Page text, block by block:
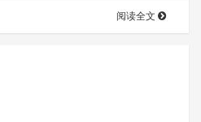
阅读全文